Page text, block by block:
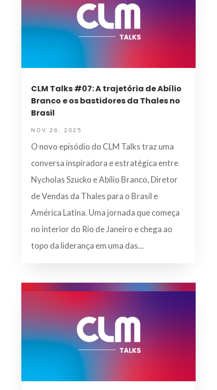
CLM Talks #07: A trajetória de Abílio
Branco e os bastidores da Thales no
Brasil
NOV 26, 2025
O novo episódio do CLM Talks traz uma
conversa inspiradora e estratégica entre
Nycholas Szucko e Abílio Branco, Diretor
de Vendas da Thales para o Brasil e
América Latina. Uma jornada que começa
no interior do Rio de Janeiro e chega ao
topo da liderança em uma das...